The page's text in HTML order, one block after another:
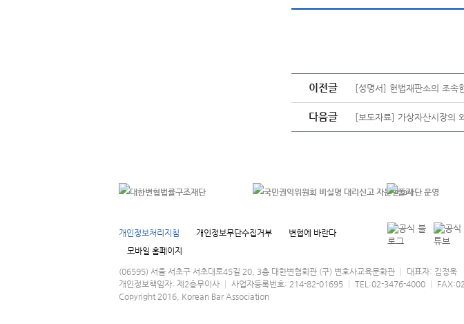
이전글 [성명서] 헌법재판소의 조속
다음글 [보도자료] 가상자산시장의
개인정보처리지침 개인정보무단수집거부
변협에 바란다
모바일 홈페이지
(06595) 서울 서초구 서초대로45길 20, 3층 대한변협회관 (구) 변호사교육문화관 │ 대표자: 김정욱
개인정보책임자: 제2총무이사 │ 사업자등록번호: 214-82-01695 │ TEL:02-3476-4000 │
Copyright 2016, Korean Bar Association